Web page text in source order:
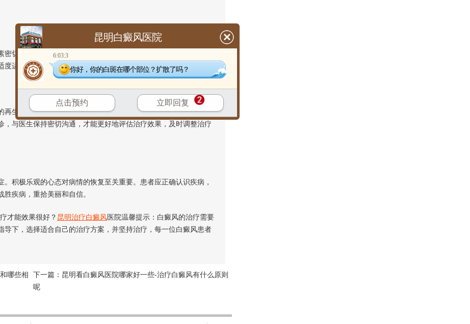
相关。因此，治疗过程中不能仅仅局限于皮肤本身，更要注重
运动，调节情绪，都有助于提升治疗效果，促进病情恢复。
生和恢复需要时间。许多患者在治疗初期看不到明显效果就放弃
与医生保持密切沟通，才能更好地评估治疗效果，及时调整治疗
极乐观的心态对病情的恢复至关重要。患者应正确认识疾病，
疾病，重拾美丽和自信。
才能效果很好？ 昆明治疗白癜风 医院温馨提示：白癜风的治疗需要
下，选择适合自己的治疗方案，并坚持治疗，每一位白癜风患者
哪些相
下一篇： 昆明看白癜风医院哪家好一些-治疗白癜风有什么原则
呢
昆明白癜风医院
6:03:3
你好，你的白斑在哪个部位？扩散了吗？
点击预约 立即回复